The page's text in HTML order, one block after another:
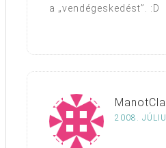
a „vendégeskedést”. :D
2008.